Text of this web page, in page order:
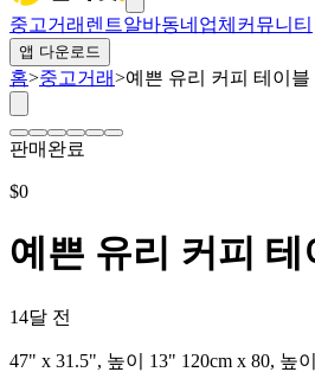
중고거래 렌트알바동네업체 커뮤니티
앱 다운로드
홈>중고거래>예쁜 유리 커피 테이블
판매완료
$0
예쁜 유리 커피 테
14달 전
47" x 31.5", 높이 13" 120cm x 80, 높